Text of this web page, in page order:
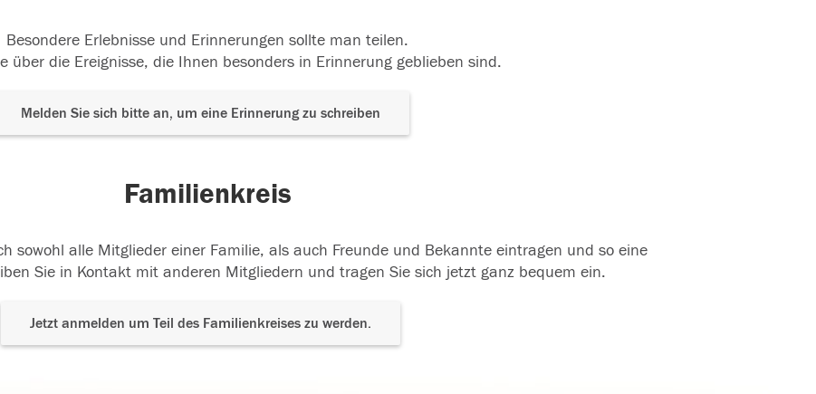
Besondere Erlebnisse und Erinnerungen sollte man teilen.
über die Ereignisse, die Ihnen besonders in Erinnerung geblieben sind.
Melden Sie sich bitte an, um eine Erinnerung zu schreiben
Familienkreis
sowohl alle Mitglieder einer Familie, als auch Freunde und Bekannte eintragen und so eine
Sie in Kontakt mit anderen Mitgliedern und tragen Sie sich jetzt ganz bequem ein.
Jetzt anmelden um Teil des Familienkreises zu werden.